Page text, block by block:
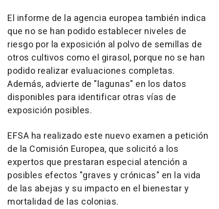
El informe de la agencia europea también indica
que no se han podido establecer niveles de
riesgo por la exposición al polvo de semillas de
otros cultivos como el girasol, porque no se han
podido realizar evaluaciones completas.
Además, advierte de "lagunas" en los datos
disponibles para identificar otras vías de
exposición posibles.
EFSA ha realizado este nuevo examen a petición
de la Comisión Europea, que solicitó a los
expertos que prestaran especial atención a
posibles efectos "graves y crónicas" en la vida
de las abejas y su impacto en el bienestar y
mortalidad de las colonias.